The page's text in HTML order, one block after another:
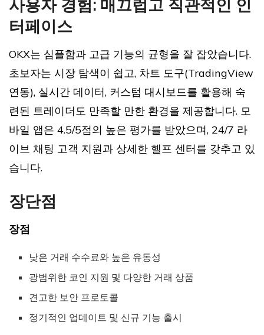
사용자 경험: 매끄럽고 직관적인 인
터페이스
OKX는 심플함과 고급 기능의 균형을 잘 잡았습니다.
초보자는 시장 탐색이 쉽고, 차트 도구(TradingView
연동), 실시간 데이터, 커스텀 대시보드를 활용해 숙
련된 트레이더도 만족할 만한 환경을 제공합니다. 모
바일 앱은 4.5/5점의 높은 평가를 받았으며, 24/7 라
이브 채팅 고객 지원과 상세한 헬프 센터를 갖추고 있
습니다.
장단점
장점
낮은 거래 수수료와 높은 유동성
광범위한 코인 지원 및 다양한 거래 상품
견고한 보안 프로토콜
정기적인 업데이트 및 신규 기능 출시